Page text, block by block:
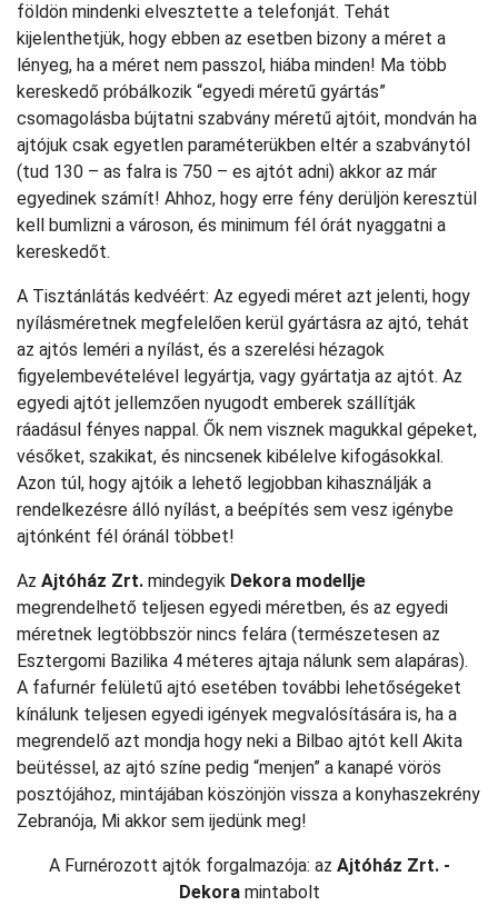
földön mindenki elvesztette a telefonját. Tehát
kijelenthetjük, hogy ebben az esetben bizony a méret a
lényeg, ha a méret nem passzol, hiába minden! Ma több
kereskedő próbálkozik “egyedi méretű gyártás”
csomagolásba bújtatni szabvány méretű ajtóit, mondván ha
ajtójuk csak egyetlen paraméterükben eltér a szabványtól
(tud 130 – as falra is 750 – es ajtót adni) akkor az már
egyedinek számít! Ahhoz, hogy erre fény derüljön keresztül
kell bumlizni a városon, és minimum fél órát nyaggatni a
kereskedőt.
A Tisztánlátás kedvéért: Az egyedi méret azt jelenti, hogy
nyílásméretnek megfelelően kerül gyártásra az ajtó, tehát
az ajtós leméri a nyílást, és a szerelési hézagok
figyelembevételével legyártja, vagy gyártatja az ajtót. Az
egyedi ajtót jellemzően nyugodt emberek szállítják
ráadásul fényes nappal. Ők nem visznek magukkal gépeket,
vésőket, szakikat, és nincsenek kibélelve kifogásokkal.
Azon túl, hogy ajtóik a lehető legjobban kihasználják a
rendelkezésre álló nyílást, a beépítés sem vesz igénybe
ajtónként fél óránál többet!
Az Ajtóház Zrt. mindegyik Dekora modellje
megrendelhető teljesen egyedi méretben, és az egyedi
méretnek legtöbbször nincs felára (természetesen az
Esztergomi Bazilika 4 méteres ajtaja nálunk sem alapáras).
A fafurnér felületű ajtó esetében további lehetőségeket
kínálunk teljesen egyedi igények megvalósítására is, ha a
megrendelő azt mondja hogy neki a Bilbao ajtót kell Akita
beütéssel, az ajtó színe pedig “menjen” a kanapé vörös
posztójához, mintájában köszönjön vissza a konyhaszekrény
Zebranója, Mi akkor sem ijedünk meg!
A Furnérozott ajtók forgalmazója: az Ajtóház Zrt. -
Dekoramintabolt